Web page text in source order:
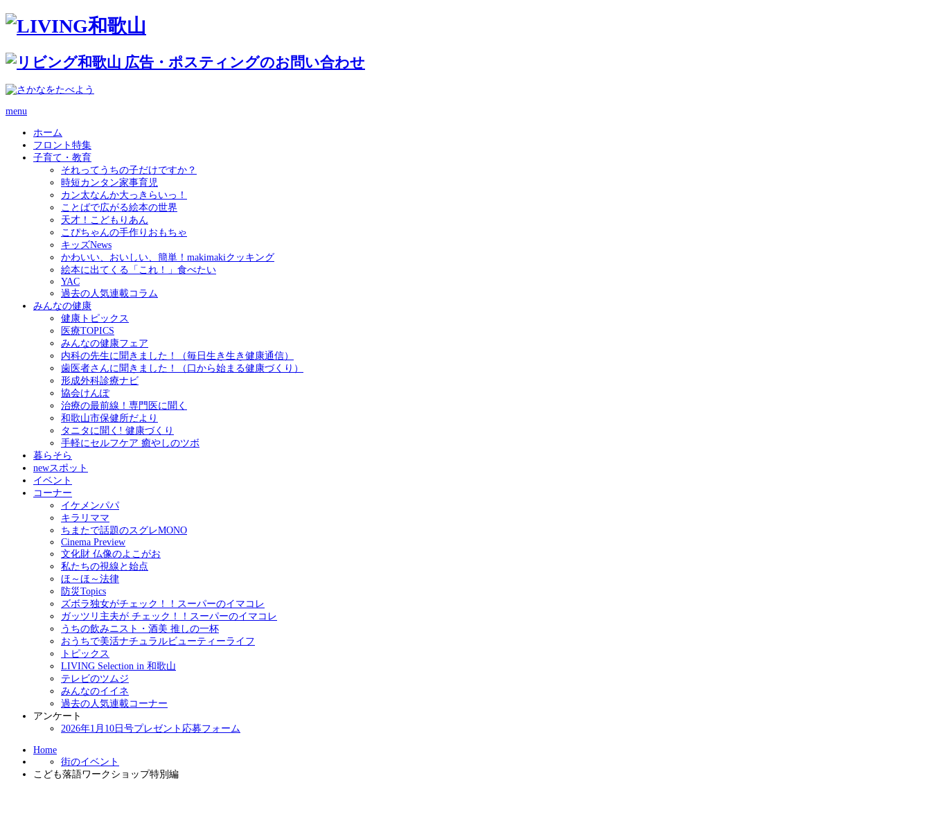
menu
ホーム
フロント特集
子育て・教育
それってうちの子だけですか？
時短カンタン家事育児
カン太なんか大っきらいっ！
ことばで広がる絵本の世界
天才！こどもりあん
こぴちゃんの手作りおもちゃ
キッズNews
かわいい、おいしい、簡単！makimakiクッキング
絵本に出てくる「これ！」食べたい
YAC
過去の人気連載コラム
みんなの健康
健康トピックス
医療TOPICS
みんなの健康フェア
内科の先生に聞きました！（毎日生き生き健康通信）
歯医者さんに聞きました！（口から始まる健康づくり）
形成外科診療ナビ
協会けんぽ
治療の最前線！専門医に聞く
和歌山市保健所だより
タニタに聞く! 健康づくり
手軽にセルフケア 癒やしのツボ
暮らそら
newスポット
イベント
コーナー
イケメンパパ
キラリママ
ちまたで話題のスグレMONO
Cinema Preview
文化財 仏像のよこがお
私たちの視線と始点
ほ～ほ～法律
防災Topics
ズボラ独女がチェック！！スーパーのイマコレ
ガッツリ主夫が チェック！！スーパーのイマコレ
うちの飲みニスト・酒美 推しの一杯
おうちで美活ナチュラルビューティーライフ
トピックス
LIVING Selection in 和歌山
テレビのツムジ
みんなのイイネ
過去の人気連載コーナー
アンケート
2026年1月10日号プレゼント応募フォーム
Home
街のイベント
こども落語ワークショップ特別編